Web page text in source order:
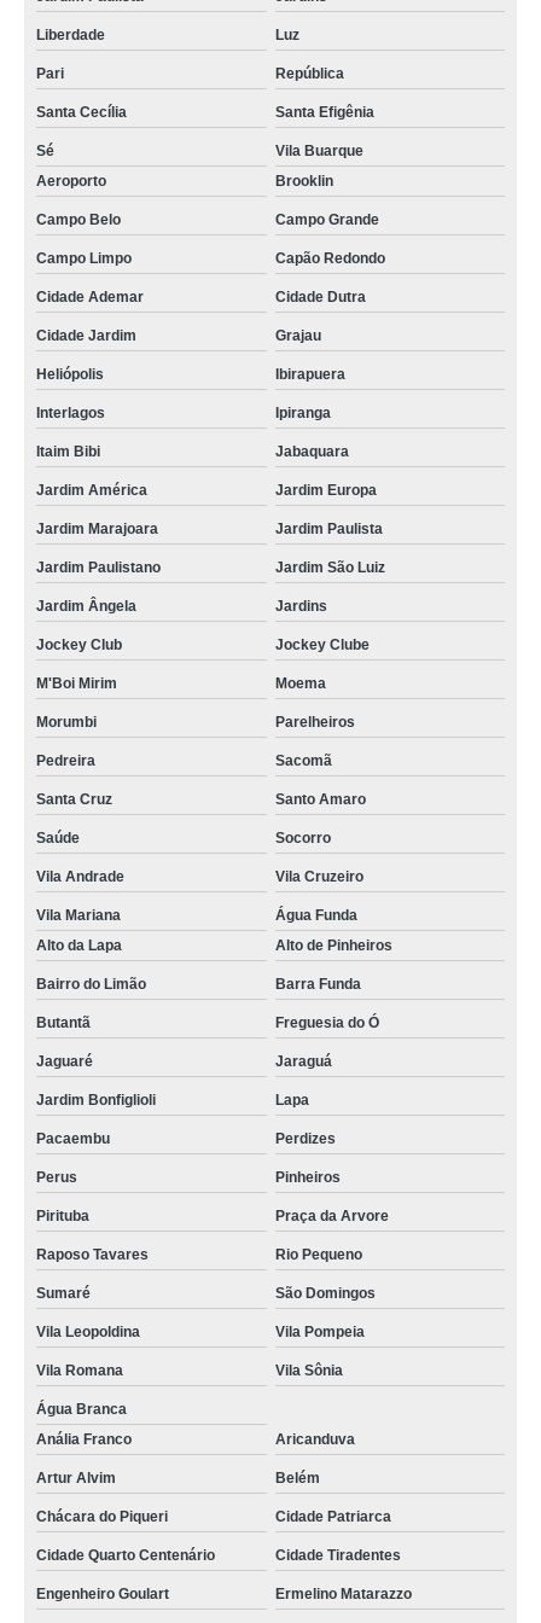
qual o valor de aluguel de nobreak hospitalar Vila Esperança
cotação de locação nobreak Chácara do Piqueri
nobreak locação preços Jardim Marajoara
aluguel de nobreak preços Santa Isabel
qual o valor de locação de nobreak para hospital Saúde
aluguel nobreak preços Arujá
locação de ups preços Moema
locação de nobreak hospitalar Amparo
nobreak locação Bairro do Limão
aluguel de nobreak Poá
aluguel ups Mairiporã
cotação de aluguel de nobreak hospitalar Socorro
cotação de locação ups Ibirapuera
locação nobreak Luz
qual o valor de aluguel de nobreak Rio Claro
cotação de nobreak locação Chácara do Piqueri
qual o valor de locação de nobreak hospitalar Saúde
qual o valor de locação de ups Itapevi
nobreak locação preços Bragança Paulista
aluguel de ups preços Santa Isabel
locação de nobreak hospitalar preços Vargem Grande Paulista
qual o valor de nobreak locação Mairiporã
locação nobreak preços Santa Isabel
cotação de aluguel de ups Campo Grande
cotação de aluguel de ups Saúde
locação de nobreak hospitalar preços Cotia
qual o valor de locação nobreak Vila Mariana
qual o valor de aluguel ups Jardim Paulistano
qual o valor de aluguel nobreak Itaim Bibi
cotação de locação de nobreak hospitalar Salesópolis
cotação de aluguel ups Piracicaba
aluguel de nobreak hospitalar preços Belém
aluguel nobreak preços Grajau
cotação de locação de nobreak para hospital Vila Cruzeiro
qual o valor de locação ups Bertioga
Liberdade Luz
Pari República
Santa Cecília Santa Efigênia
Sé
Vila Buarque
Aeroporto
Brooklin
Campo Belo Campo Grande
Campo Limpo Capão Redondo
Cidade Ademar Cidade Dutra
Cidade Jardim Grajau
Heliópolis Ibirapuera
Interlagos Ipiranga
Itaim Bibi Jabaquara
Jardim América Jardim Europa
Jardim Marajoara Jardim Paulista
Jardim Paulistano Jardim São Luiz
Jardim Ângela Jardins
Jockey Club Jockey Clube
M'Boi Mirim Moema
Morumbi Parelheiros
Pedreira Sacomã
Santa Cruz Santo Amaro
Saúde Socorro
Vila Andrade Vila Cruzeiro
Vila Mariana
Água Funda
Alto da Lapa
Alto de Pinheiros
Bairro do Limão Barra Funda
Butantã Freguesia do Ó
Jaguaré Jaraguá
Jardim Bonfiglioli Lapa
Pacaembu Perdizes
Perus Pinheiros
Pirituba Praça da Arvore
Raposo Tavares Rio Pequeno
Sumaré São Domingos
Vila Leopoldina Vila Pompeia
Vila Romana Vila Sônia
Água Branca
Anália Franco
Aricanduva
Artur Alvim Belém
Chácara do Piqueri Cidade Patriarca
Cidade Quarto Centenário Cidade Tiradentes
Engenheiro Goulart Ermelino Matarazzo